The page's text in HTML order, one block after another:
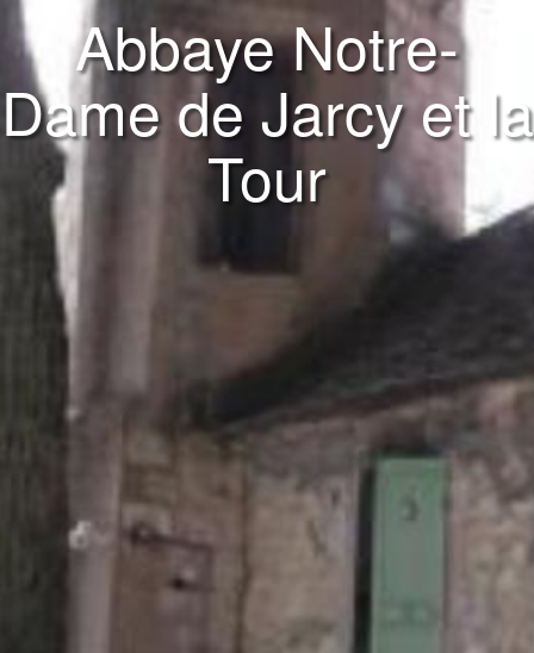
Abbaye Notre-
Dame de Jarcy et la
Tour